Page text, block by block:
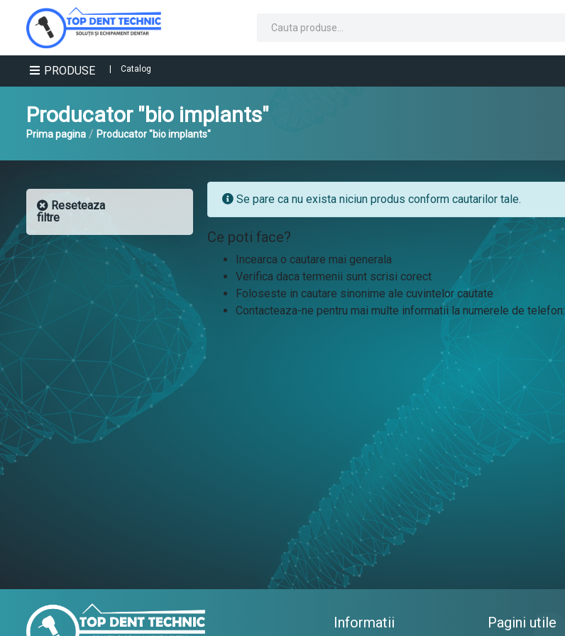
PRODUSE Catalog
Producator "bio implants"
Prima pagina / Producator "bio implants"
Reseteaza
filtre
Se pare ca nu exista niciun produs conform cautarilor tale.
Ce poti face?
Incearca o cautare mai generala
Verifica daca termenii sunt scrisi corect
Foloseste in cautare sinonime ale cuvintelor cautate
Contacteaza-ne pentru mai multe informatii la numerele de telefon:
Informatii Pagini utile